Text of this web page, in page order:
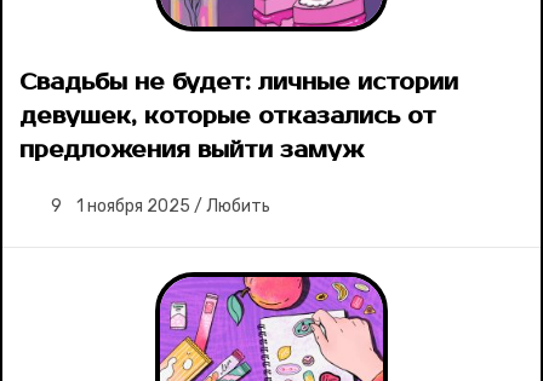
Секспросвет
Тренды
Ваши истории
Свадьбы не будет: личные истории
девушек, которые отказались от
предложения выйти замуж
9 1 ноября 2025 / Любить